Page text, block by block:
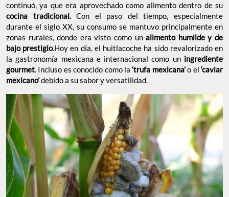
continuó, ya que era aprovechado como alimento dentro de su
cocina tradicional.Con el paso del tiempo, especialmente
durante el siglo XX, su consumo se mantuvo principalmente en
zonas rurales, donde era visto como unalimento humilde y de
bajo prestigio.Hoy en día, el huitlacoche ha sido revalorizado en
la gastronomía mexicana e internacional como un ingrediente
gourmet. Incluso es conocido como la‘trufa mexicana’o el‘caviar
mexicano’debido a su sabor y versatilidad.